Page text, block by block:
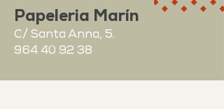
Papeleria Marín
C/ Santa Anna, 5.
964 40 92 38